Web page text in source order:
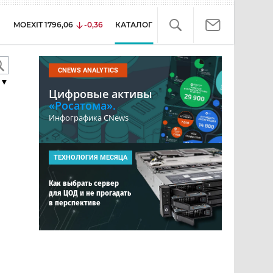
MOEXIT 1796,06 -0,36 КАТАЛОГ
▼
CNEWS ANALYTICS
Цифровые активы
«Росатома».
Инфографика CNews
ТЕХНОЛОГИЯ МЕСЯЦА
Как выбрать сервер
для ЦОД и не прогадать
в перспективе